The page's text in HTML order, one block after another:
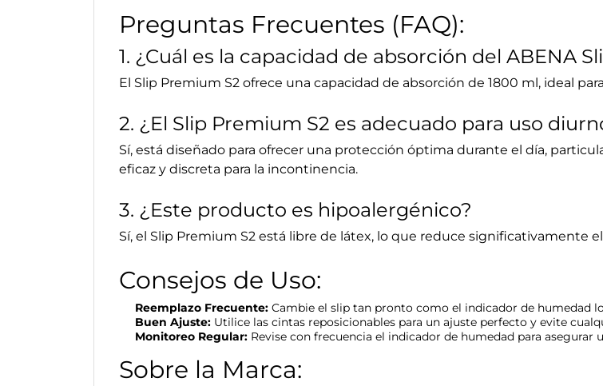
Preguntas Frecuentes (FAQ):
1. ¿Cuál es la capacidad de absorción del ABENA
El Slip Premium S2 ofrece una capacidad de absorción de 1800 ml, ideal
2. ¿El Slip Premium S2 es adecuado para uso
Sí, está diseñado para ofrecer una protección óptima durante el día,
eficaz y discreta para la incontinencia.
3. ¿Este producto es hipoalergénico?
Sí, el Slip Premium S2 está libre de látex, lo que reduce significativamente
Consejos de Uso:
Reemplazo Frecuente: Cambie el slip tan pronto como el indicador de humedad
Buen Ajuste: Utilice las cintas reposicionables para un ajuste perfecto y evite
Monitoreo Regular: Revise con frecuencia el indicador de humedad para asegurar
Sobre la Marca: